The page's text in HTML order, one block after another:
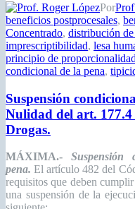
Por
beneficios postprocesales,
Concentrado, distribución de
imprescriptibilidad, lesa
principio de proporcionalidad
condicional de la pena,
Suspensión
Nulidad del art.
Drogas.
MÁXIMA.-
pena.El artículo 482 del
requisitos que deben
una suspensión de la